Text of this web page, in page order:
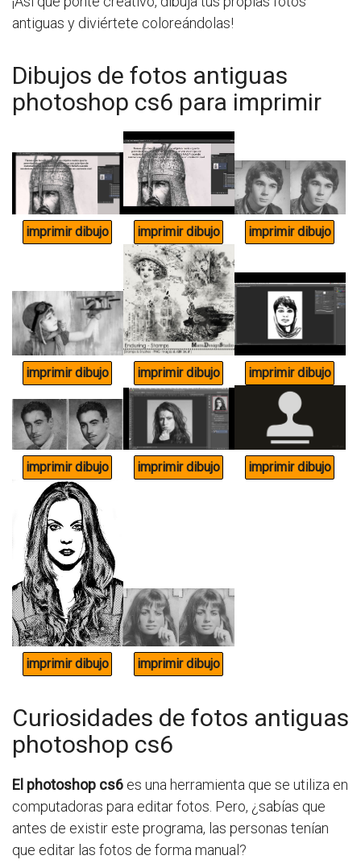
antiguas y diviértete coloreándolas!
Dibujos de fotos antiguas
photoshop cs6 para imprimir
Curiosidades de fotos antiguas
photoshop cs6
El photoshop cs6 es una herramienta que se utiliza en
computadoras para editar fotos. Pero, ¿sabías que
antes de existir este programa, las personas tenían
que editar las fotos de forma manual?